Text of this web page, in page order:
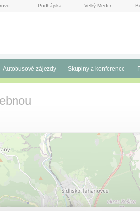
Podhájska Velký Meder
Autobusové zájezdy Skupiny a konference